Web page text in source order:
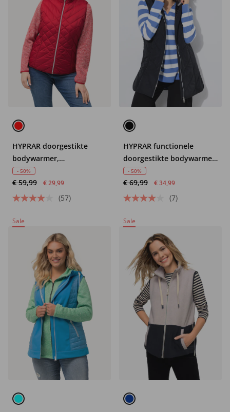
HYPRAR doorgestikte
bodywarmer,
waterafstotend,
opstaande kraag,
gerecycled
- 50%
€ 59,99 € 29,99
(57)
HYPRAR functionele
doorgestikte bodywarmer,
waterafstotend, capuchon
- 50%
€ 69,99 € 34,99
(7)
Sale Sale